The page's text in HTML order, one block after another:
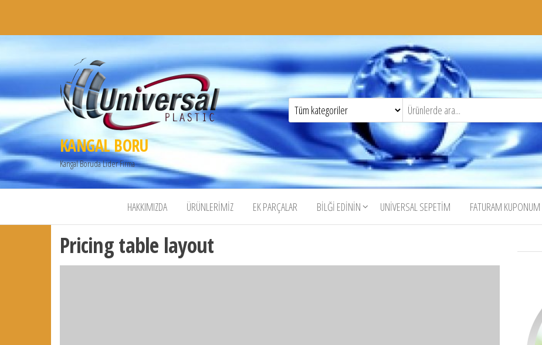
KANGAL BORU
Kangal Boruda Lider Firma
HAKKIMIZDA ÜRÜNLERIMIZ EK PARÇALAR BILĞI EDININ UNIVERSAL SEPETIM FATURAM KUPONUM
Pricing table layout